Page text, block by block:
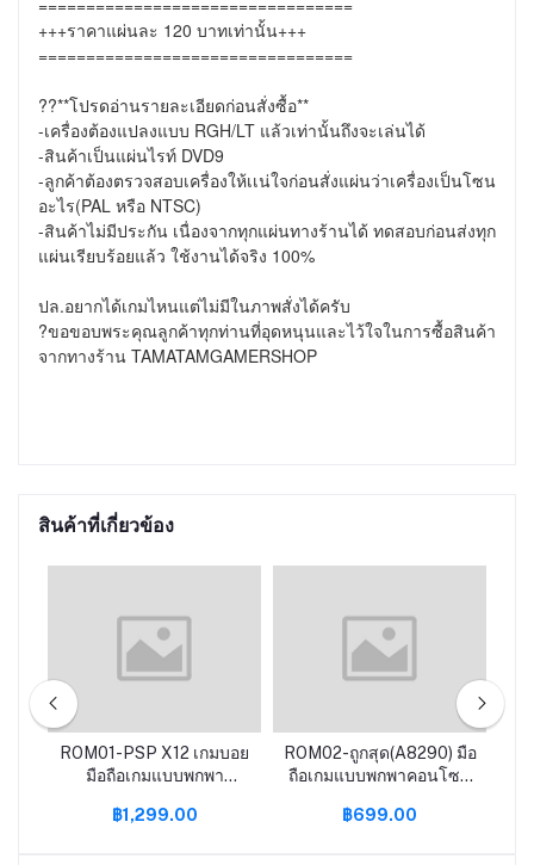
+++ราคาแผ่นละ 120 บาทเท่านั้น+++
=================================
??**โปรดอ่านรายละเอียดก่อนสั่งซื้อ**
-เครื่องต้องแปลงแบบ RGH/LT แล้วเท่านั้นถึงจะเล่นได้
-สินค้าเป็นแผ่นไรท์ DVD9
-ลูกค้าต้องตรวจสอบเครื่องให้เเน่ใจก่อนสั่งแผ่นว่าเครื่องเป็นโซน
อะไร(PAL หรือ NTSC)
-สินค้าไม่มีประกัน เนื่องจากทุกแผ่นทางร้านได้ ทดสอบก่อนส่งทุก
แผ่นเรียบร้อยแล้ว ใช้งานได้จริง 100%
ปล.อยากได้เกมไหนแต่ไม่มีในภาพสั่งได้ครับ
?ขอขอบพระคุณลูกค้าทุกท่านที่อุดหนุนและไว้ใจในการซื้อสินค้า
จากทางร้าน TAMATAMGAMERSHOP
สินค้าที่เกี่ยวข้อง
ROM01-PSP X12 เกมบอย
มือถือเกมแบบพกพา
คอนโซล64บิต GBA
฿1,299.00
ROM02-ถูกสุด(A8290) มือ
ถือเกมแบบพกพาคอนโซล
คอนโซล64บิต GBA
฿699.00